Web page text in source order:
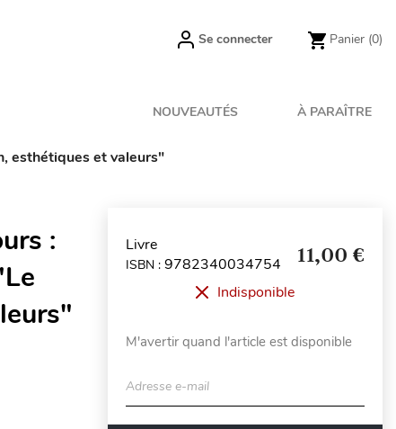
Se connecter Panier (0)
NOUVEAUTÉS À PARAÎTRE
esthétiques et valeurs"
:
Livre
ISBN : 9782340034754 11,00 €
Indisponible
M'avertir quand l'article est disponible
Adresse e-mail